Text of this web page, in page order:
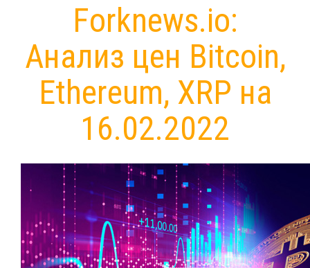
Forknews.io:
Анализ цен Bitcoin,
Ethereum, XRP на
16.02.2022